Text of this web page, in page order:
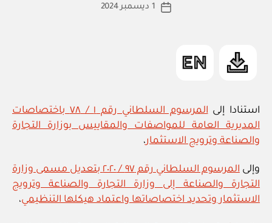
ة
تاريخ
1 ديسمبر 2024
استنادا إلى
المرسوم السلطاني رقم ١ / ٧٨ باختصاصات
المديرية العامة للمواصفات والمقاييس بوزارة التجارة
والصناعة وترويج الاستثمار،
وإلى
المرسوم السلطاني رقم ٩٧ / ٢٠٢٠ بتعديل مسمى وزارة
التجارة والصناعة إلى وزارة التجارة والصناعة وترويج
الاستثمار وتحديد اختصاصاتها واعتماد هيكلها التنظيمي،